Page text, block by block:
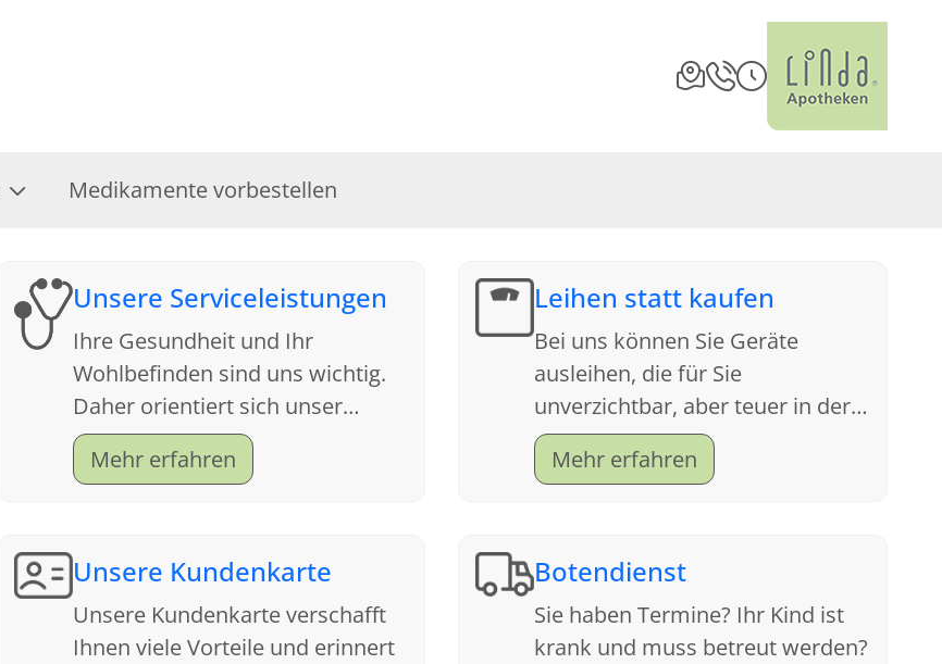
Medikamente vorbestellen
Unsere Serviceleistungen
Ihre Gesundheit und Ihr
Wohlbefinden sind uns wichtig.
Daher orientiert sich unser
Service an Ihren Wünschen. Wir
freuen uns auf Ihren Besuch.
Mehr erfahren
Leihen statt kaufen
Bei uns können Sie Geräte
ausleihen, die für Sie
unverzichtbar, aber teuer in der
Anschaffung sind. Sprechen Sie
uns an, wir beraten Sie gern.
Mehr erfahren
Unsere Kundenkarte
Unsere Kundenkarte verschafft
Ihnen viele Vorteile und erinnert
Botendienst
Sie haben Termine? Ihr Kind ist
krank und muss betreut werden?